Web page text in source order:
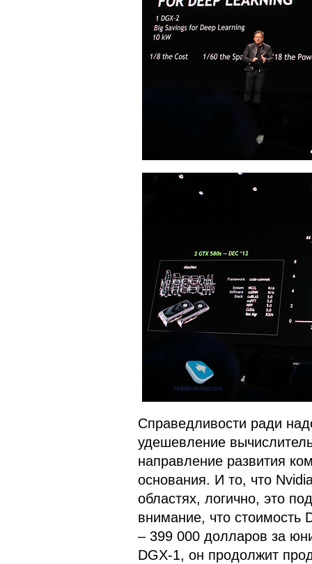
Справедливости ради
удешевление
направление развития
основания. И то, что
областях, логично, это
внимание, что стоимость
– 399 000 долларов за
DGX-1, он продолжит